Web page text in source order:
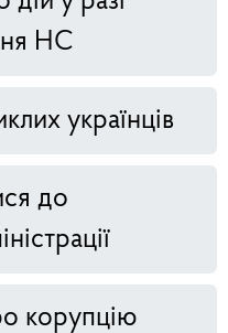
НС
українців
до
корупцію